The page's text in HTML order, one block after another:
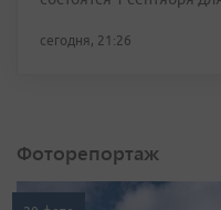
сегодня, 21:26
Фоторепортаж